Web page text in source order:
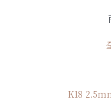
K18